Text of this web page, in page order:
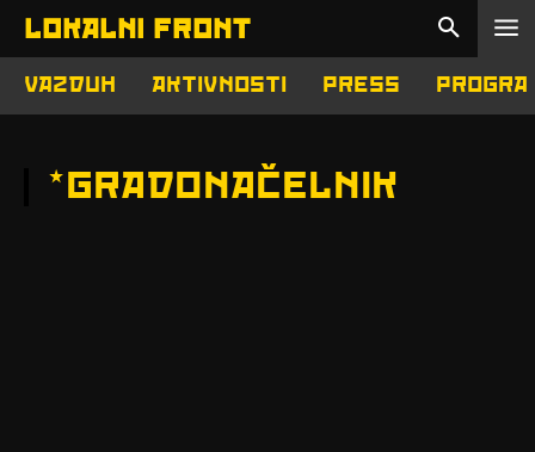
LOKALNI FRONT
VAZDUH AKTIVNOSTI PRESS
* GRADONAČELNIK